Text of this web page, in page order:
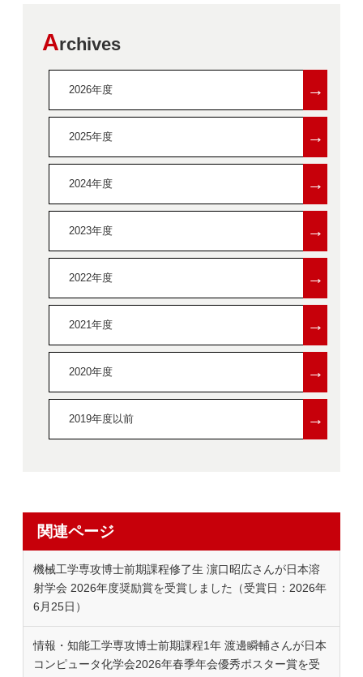
Archives
2026年度 →
2025年度 →
2024年度 →
2023年度 →
2022年度 →
2021年度 →
2020年度 →
2019年度以前 →
関連ページ
機械工学専攻博士前期課程修了生 濵口昭広さんが日本溶
射学会 2026年度奨励賞を受賞しました（受賞日：2026年
6月25日）
情報・知能工学専攻博士前期課程1年 渡邊瞬輔さんが日本
コンピュータ化学会2026年春季年会優秀ポスター賞を受